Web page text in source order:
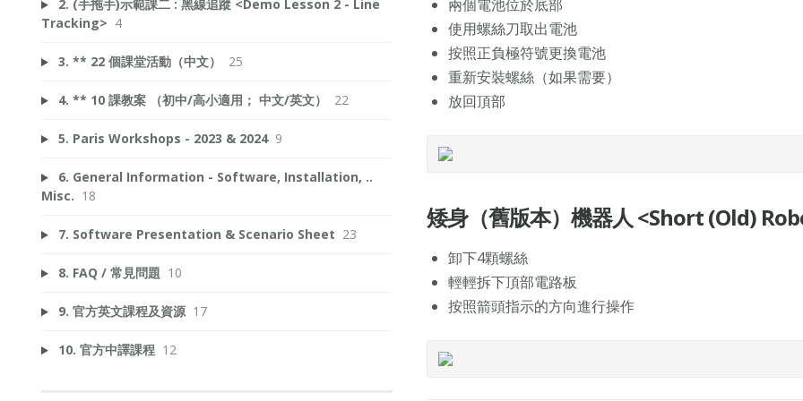
兩個電池位於底部
使用螺絲刀取出電池
按照正負極符號更換電池
重新安裝螺絲（如果需要）
放回頂部
矮身（舊版本）機器人 <Short (Old)
卸下4顆螺絲
輕輕拆下頂部電路板
按照箭頭指示的方向進行操作
2. (手拖手)示範課二 : 黑線追蹤 <Demo Lesson 2 - Line
Tracking> 4
3. ** 22 個課堂活動（中文） 25
4. ** 10 課教案 （初中/高小適用； 中文/英文） 22
5. Paris Workshops - 2023 & 2024 9
6. General Information - Software, Installation, ..
Misc. 18
7. Software Presentation & Scenario Sheet 23
8. FAQ / 常見問題 10
9. 官方英文課程及資源 17
10. 官方中譯課程 12